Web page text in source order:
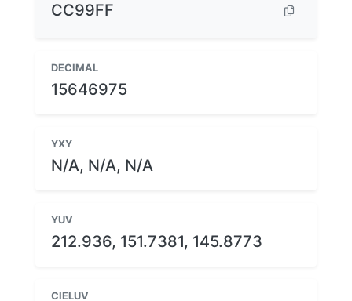
CC99FF
DECIMAL
15646975
YXY
N/A, N/A, N/A
YUV
212.936, 151.7381, 145.8773
CIELUV